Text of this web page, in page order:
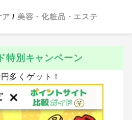
ア 美容・化粧品・エステ
特別キャンペーン
多くゲット！